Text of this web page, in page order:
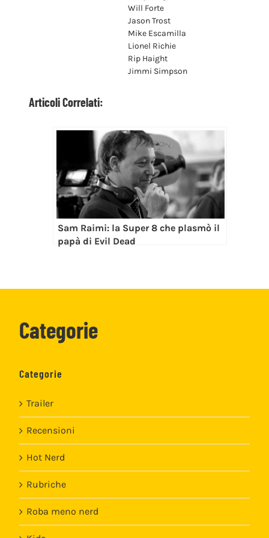
Will Forte
Jason Trost
Mike Escamilla
Lionel Richie
Rip Haight
Jimmi Simpson
Articoli Correlati:
Sam Raimi: la Super 8 che plasmò il
papà di Evil Dead
Categorie
Categorie
Trailer
Recensioni
Hot Nerd
Rubriche
Roba meno nerd